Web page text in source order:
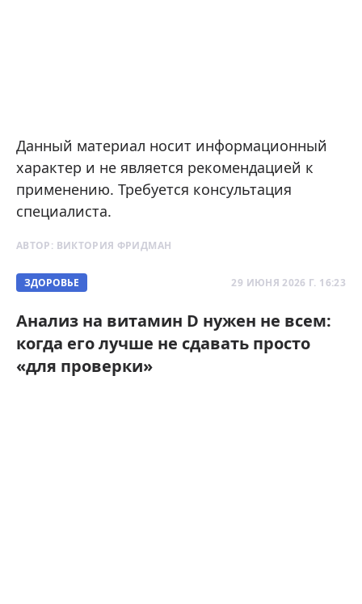
Данный материал носит информационный
характер и не является рекомендацией к
применению. Требуется консультация
специалиста.
АВТОР: ВИКТОРИЯ ФРИДМАН
ЗДОРОВЬЕ 29 ИЮНЯ 2026 Г. 16:23
Анализ на витамин D нужен не всем:
когда его лучше не сдавать просто
«для проверки»